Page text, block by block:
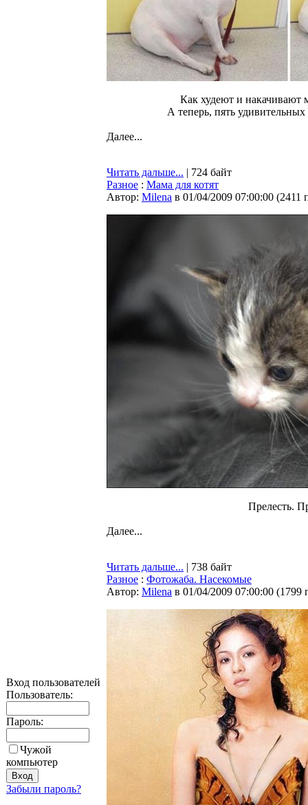
Вход пользователей
Пользователь:
Пароль:
Чужой
компьютер
Забыли пароль?
Как худеют и
А теперь, пять
Далее...
Читать дальше... | 724 байт
Разное : Мама для котят
Автор: Milena в 01/04/2009 07:00:00 (2411
Прелесть.
Далее...
Читать дальше... | 738 байт
Разное : Фотожаба. Насекомые
Автор: Milena в 01/04/2009 07:00:00 (1799